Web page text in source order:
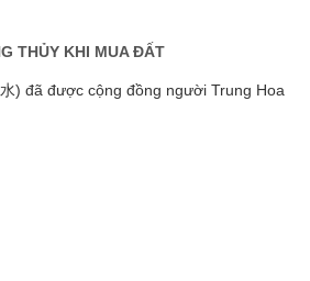
THỦY KHI MUA ĐẤT
) đã được cộng đồng người Trung Hoa